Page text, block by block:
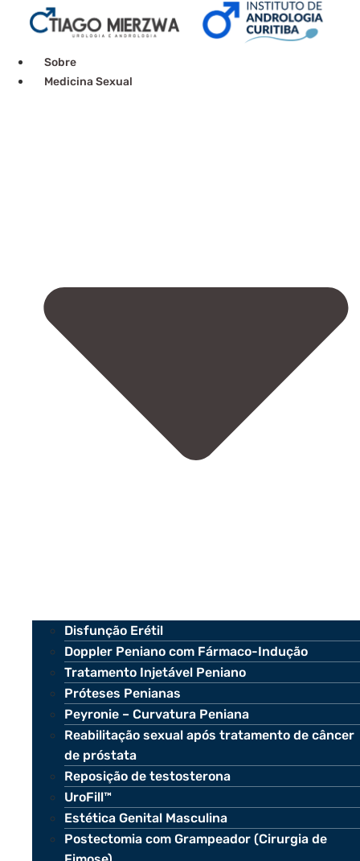
Sobre
Medicina Sexual
Disfunção Erétil
Doppler Peniano com Fármaco-Indução
Tratamento Injetável Peniano
Próteses Penianas
Peyronie – Curvatura Peniana
Reabilitação sexual após tratamento de câncer
de próstata
Reposição de testosterona
UroFill™
Estética Genital Masculina
Postectomia com Grampeador (Cirurgia de